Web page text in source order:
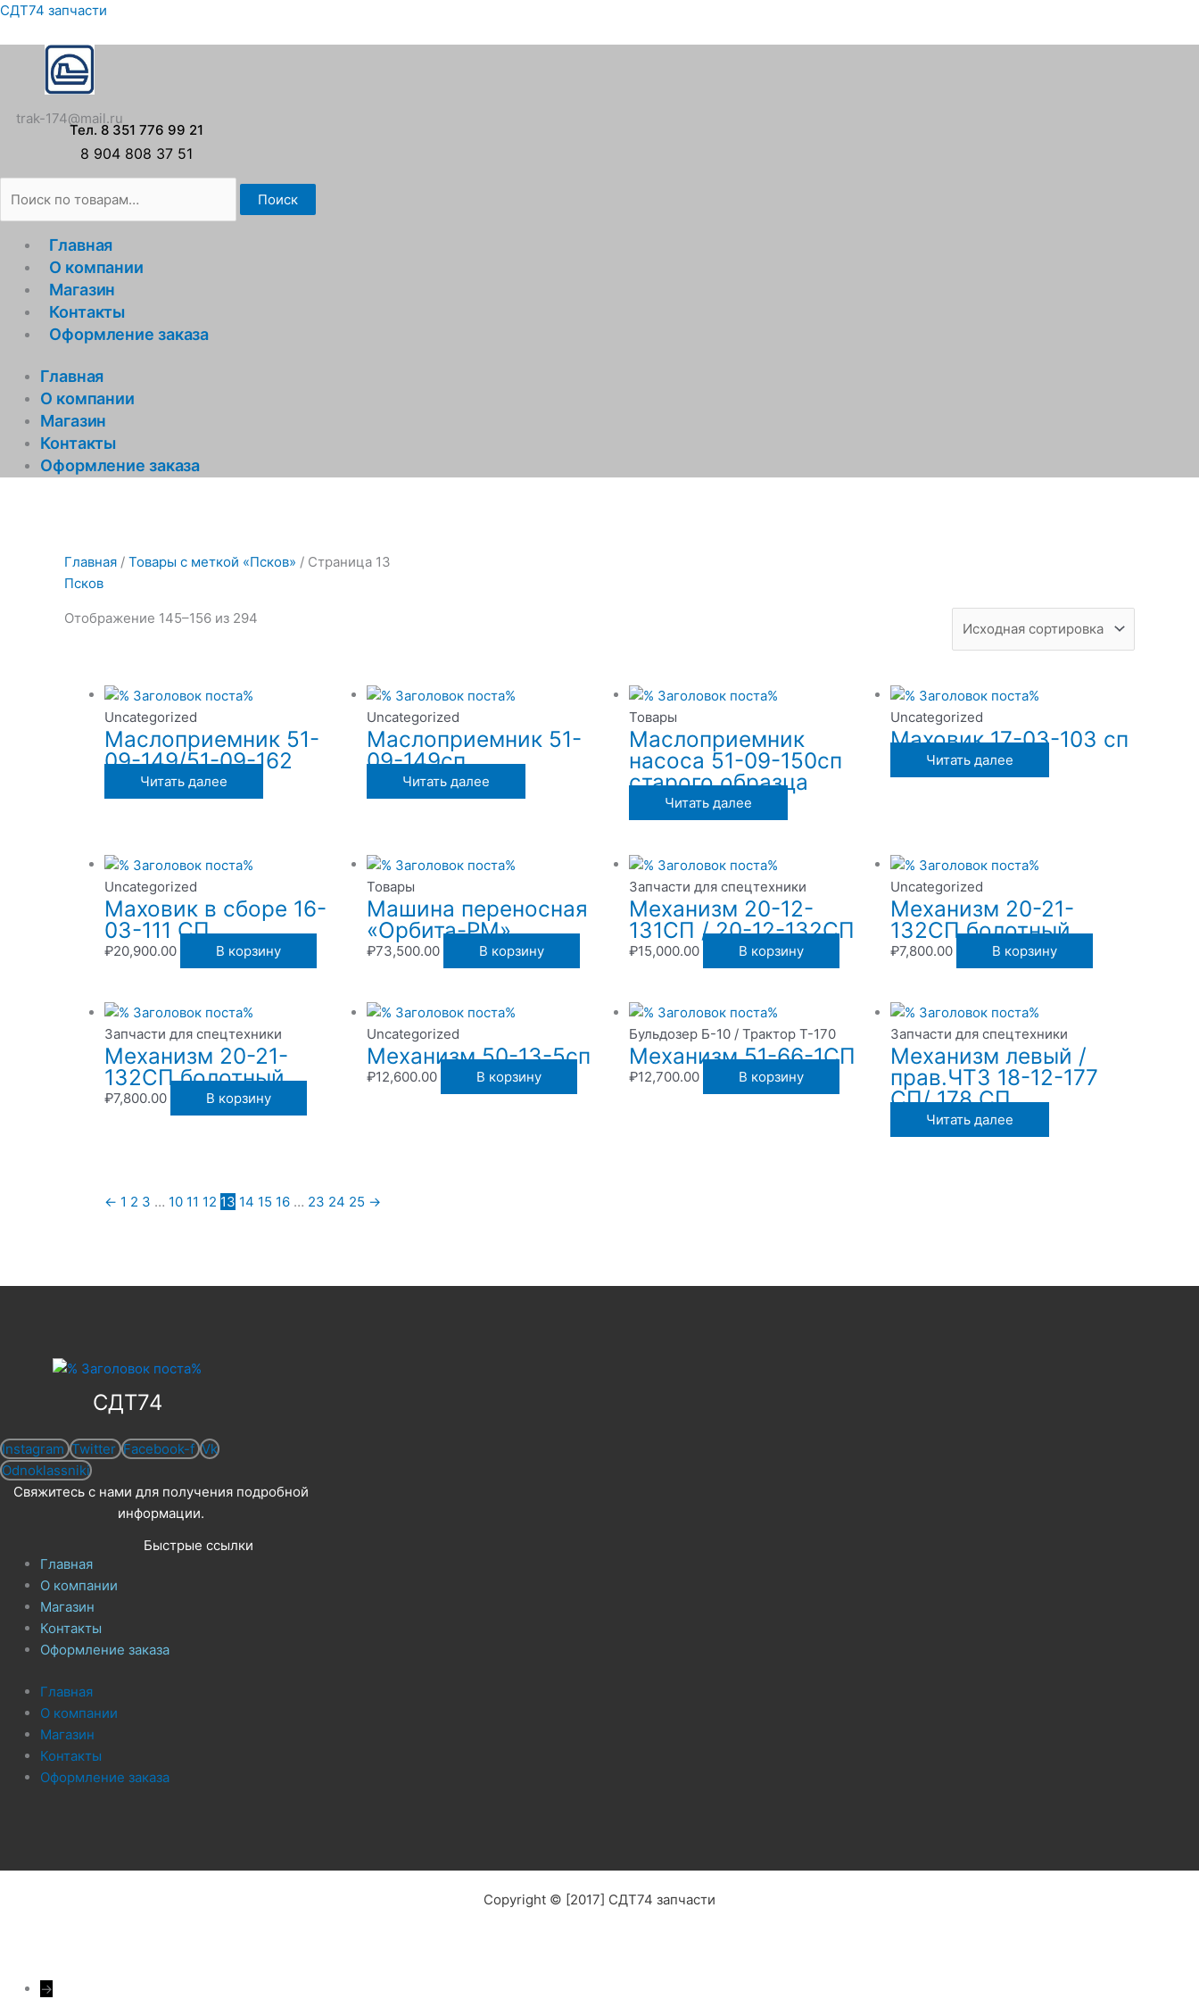
Перейти
содержимому
СДТ74 запчасти
trak-174@mail.ru
Тел. 8 351 776 99 21
8 904 808 37 51
Искать:
Поиск
Главная
О компании
Магазин
Контакты
Оформление заказа
Главная
О компании
Магазин
Контакты
Оформление заказа
Главная / Товары с меткой «Псков» / Страница 13
Псков
Отображение 145–156 из 294
Uncategorized
Маслоприемник 51-
09-149/51-09-162
Читать далее
Uncategorized
Маслоприемник 51-
09-149сп
Читать далее
Товары
Маслоприемник
насоса 51-09-150сп
старого образца
Читать далее
Uncategorized
Маховик 17-03-103 сп
Читать далее
Uncategorized
Маховик в сборе 16-
03-111 СП
₽20,900.00 В корзину
Товары
Машина переносная
«Орбита-РМ»
₽73,500.00 В корзину
Запчасти для спецтехники
Механизм 20-12-
131СП / 20-12-132СП
₽15,000.00 В корзину
Uncategorized
Механизм 20-21-
132СП болотный
₽7,800.00 В корзину
Запчасти для спецтехники
Механизм 20-21-
132СП болотный
₽7,800.00 В корзину
Uncategorized
Механизм 50-13-5сп
₽12,600.00 В корзину
Бульдозер Б-10 / Трактор Т-170
Механизм 51-66-1СП
₽12,700.00 В корзину
Запчасти для спецтехники
Механизм левый /
прав.ЧТЗ 18-12-177
СП/ 178 СП
Читать далее
← 1 2 3 … 10 11 12 13 14 15 16 … 23 24 25 →
СДТ74
Instagram Twitter Facebook-f Vk
Odnoklassniki
Свяжитесь с нами для получения подробной
информации.
Быстрые ссылки
Главная
О компании
Магазин
Контакты
Оформление заказа
Главная
О компании
Магазин
Контакты
Оформление заказа
Copyright © [2017] СДТ74 запчасти
→